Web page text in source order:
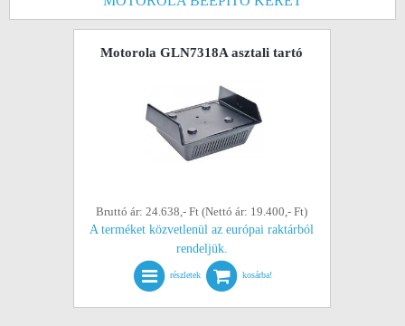
Motorola GLN7318A asztali tartó
Bruttó ár: 24.638,- Ft (Nettó ár: 19.400,- Ft)
A terméket közvetlenül az európai raktárból
rendeljük.
részletek kosárba!